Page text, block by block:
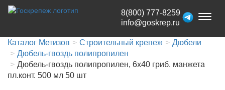
Toggle
8(800) 777-8259
info@goskrep.ru
Каталог Метизов Строительный крепеж
Дюбели
Дюбель-гвоздь полипропилен
Дюбель-гвоздь полипропилен, 6x40 гриб. манжета
пл.конт. 500 мл 50 шт